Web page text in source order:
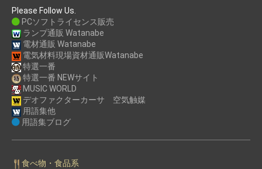
Please Follow Us.
PCソフトライセンス販売
ランプ通販 Watanabe
電材通販 Watanabe
電気材料現場資材通販Watanabe
特選一番
特選一番 NEWサイト
MUSIC WORLD
デオファクターカーサ 空気触媒
用語集他
用語集ブログ
食べ物・食品系